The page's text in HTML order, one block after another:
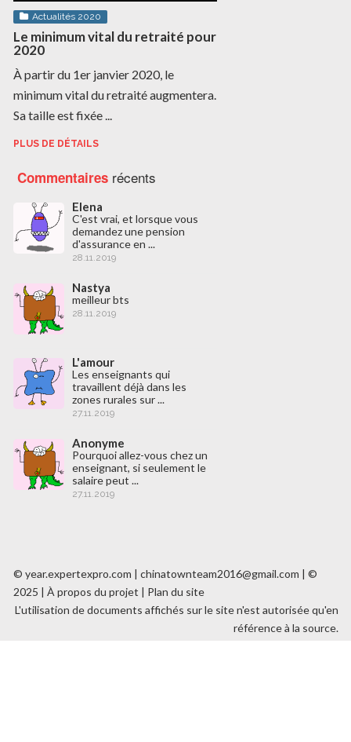
Actualités 2020
Le minimum vital du retraité pour
2020
À partir du 1er janvier 2020, le
minimum vital du retraité augmentera.
Sa taille est fixée ...
PLUS DE DÉTAILS
Commentaires récents
Elena
C'est vrai, et lorsque vous
demandez une pension
d'assurance en ...
28.11.2019
Nastya
meilleur bts
28.11.2019
L'amour
Les enseignants qui
travaillent déjà dans les
zones rurales sur ...
27.11.2019
Anonyme
Pourquoi allez-vous chez un
enseignant, si seulement le
salaire peut ...
27.11.2019
© year.expertexpro.com | chinatownteam2016@gmail.com | ©
2025 |À propos du projet | Plan du site
L'utilisation de documents affichés sur le site n'est autorisée qu'en
référence à la source.